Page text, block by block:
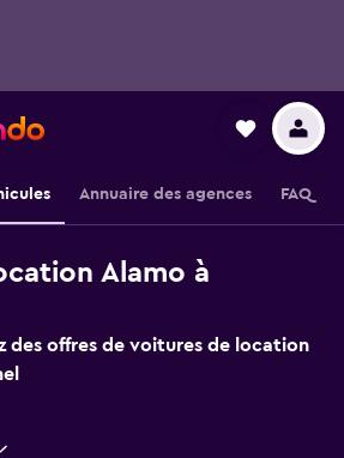
Annuaire des agences FAQ
Alamo à
des offres de voitures de location